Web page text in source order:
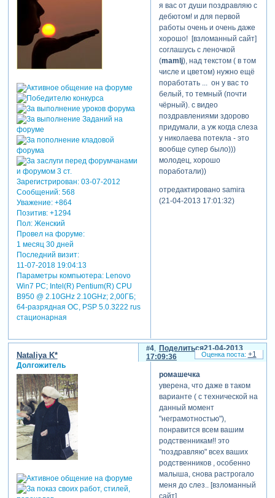
теги: поздравление, день
рожденья
Зарегистрирован: 03-07-2012
Сообщений:568
Уважение: +864
Позитив: +1294
Пол:Женский
Провел на форуме:
1 месяц 30 дней
Последний визит:
11-07-2018 19:04:13
Параметры компьютера:Lenovo
Win7 PC; Intel(R) Pentium(R) CPU
B950 @ 2.10GHz 2.10GHz; 2,00ГБ;
64-разрядная ОС, PSP 5.0.3222 rus
стационарная
я вас от души поздравляю с
дебютом! и для первой
работы очень и очень даже
хорошо! [взломанный сайт]
соглашусь с леночкой
(mamlj), над текстом ( в том
числе и цветом) нужно ещё
поработать ... он у вас то
белый, то темный (почти
чёрный). с видео
поздравлениями здорово
придумали, а уж когда слеза
у николаева потекла - это
вообще супер было)))
молодец, хорошо
поработали))
отредактировано samira
(21-04-2013 17:01:32)
Поделиться
4
21-04-2013
17:09:36
Nataliya K*
Долгожитель
ромашечка
уверена, что даже в таком
варианте ( с технической на
данный момент
"неграмотностью"),
понравится всем вашим
родственникам!! это
"поздравляю" всех ваших
родственников , особенно
малыша, снова растрогало
меня до слез.. [взломанный
сайт]
+1